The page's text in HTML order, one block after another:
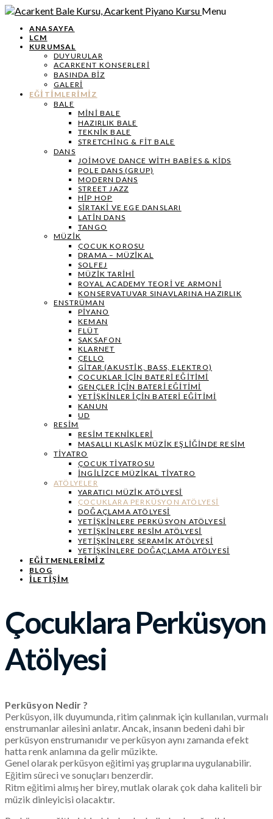
Menu
ANASAYFA
LCM
KURUMSAL
DUYURULAR
ACARKENT KONSERLERİ
BASINDA BİZ
GALERİ
EĞİTİMLERİMİZ
BALE
MİNİ BALE
HAZIRLIK BALE
TEKNIK BALE
STRETCHING & FIT BALE
DANS
JOIMOVE DANCE WITH BABIES & KIDS
POLE DANS (GRUP)
MODERN DANS
STREET JAZZ
HIP HOP
SIRTAKI VE EGE DANSLARI
LATIN DANS
TANGO
MÜZIK
ÇOCUK KOROSU
DRAMA – MÜZIKAL
SOLFEJ
MÜZIK TARIHI
ROYAL ACADEMY TEORI VE ARMONI
KONSERVATUVAR SINAVLARINA HAZIRLIK
ENSTRÜMAN
PIYANO
KEMAN
FLÜT
SAKSAFON
KLARNET
ÇELLO
GITAR (AKUSTIK, BASS, ELEKTRO)
ÇOCUKLAR IÇIN BATERI EĞITIMI
GENÇLER İÇIN BATERI EĞITIMI
YETIŞKINLER IÇIN BATERI EĞITIMI
KANUN
UD
RESIM
RESIM TEKNIKLERI
MASALLI KLASIK MÜZIK EŞLIĞINDE RESIM
TIYATRO
ÇOCUK TIYATROSU
İNGILIZCE MÜZIKAL TIYATRO
ATÖLYELER
YARATICI MÜZIK ATÖLYESI
ÇOCUKLARA PERKÜSYON ATÖLYESI
DOĞAÇLAMA ATÖLYESI
YETIŞKINLERE PERKÜSYON ATÖLYESI
YETIŞKINLERE RESIM ATÖLYESI
YETIŞKINLERE SERAMIK ATÖLYESI
YETIŞKINLERE DOĞAÇLAMA ATÖLYESI
EĞITMENLERIMIZ
BLOG
İLETİŞİM
Çocuklara Perküsyon
Atölyesi
Perküsyon Nedir ?
Perküsyon, ilk duyumunda, ritim çalınmak için kullanılan, vurmalı
enstrumanlar ailesini anlatır. Ancak, insanın bedeni dahi bir
perküsyon enstrumanıdır ve perküsyon aynı zamanda efekt
hatta renk anlamına da gelir müzikte.
Genel olarak perküsyon eğitimi yaş gruplarına uygulanabilir.
Eğitim süreci ve sonuçları benzerdir.
Ritm eğitimi almış her birey, mutlak olarak çok daha kaliteli bir
müzik dinleyicisi olacaktır.